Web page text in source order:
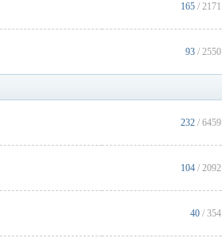
165 / 2171
93 / 2550
232 / 6459
104 / 2092
40 / 354